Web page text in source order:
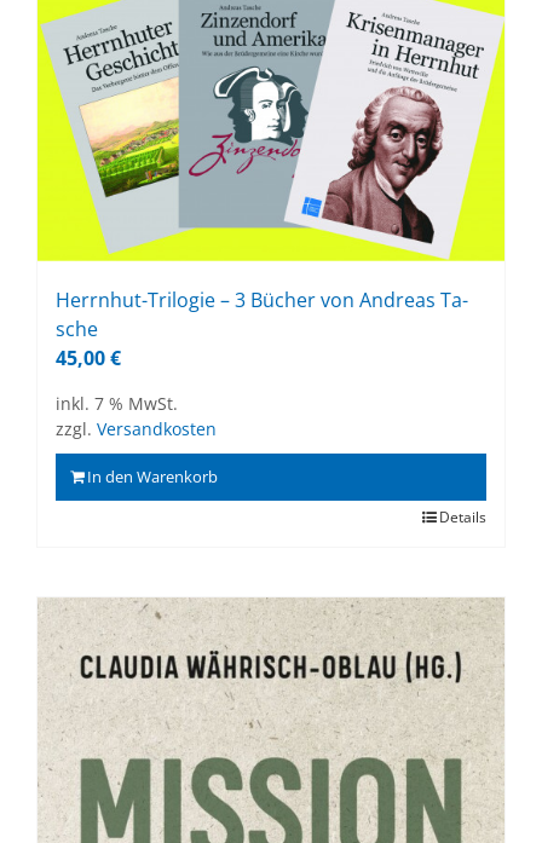
Herrn­hut-Tri­lo­gie – 3 Bü­cher von An­dre­as Ta­
sche
45,00€
inkl. 7 % MwSt.
zzgl. Versandkosten
In den Warenkorb
Details